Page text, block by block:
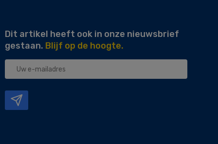
Dit artikel heeft ook in onze nieuwsbrief
gestaan. Blijf op de hoogte.
Uw